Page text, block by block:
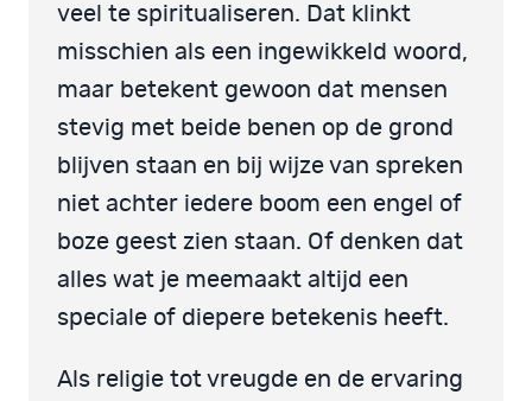
veel te spiritualiseren. Dat klinkt
misschien als een ingewikkeld woord,
maar betekent gewoon dat mensen
stevig met beide benen op de grond
blijven staan en bij wijze van spreken
niet achter iedere boom een engel of
boze geest zien staan. Of denken dat
alles wat je meemaakt altijd een
speciale of diepere betekenis heeft.
Als religie tot vreugde en de ervaring